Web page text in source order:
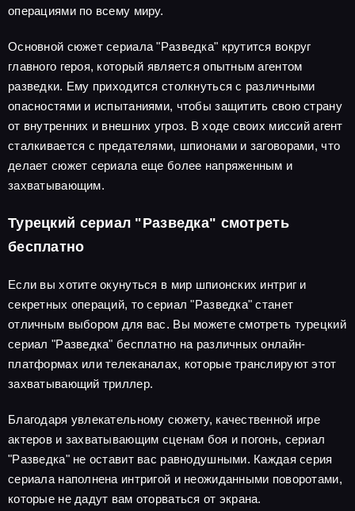
операциями по всему миру.
Основной сюжет сериала "Разведка" крутится вокруг
главного героя, который является опытным агентом
разведки. Ему приходится столкнуться с различными
опасностями и испытаниями, чтобы защитить свою страну
от внутренних и внешних угроз. В ходе своих миссий агент
сталкивается с предателями, шпионами и заговорами, что
делает сюжет сериала еще более напряженным и
захватывающим.
Турецкий сериал "Разведка" смотреть
бесплатно
Если вы хотите окунуться в мир шпионских интриг и
секретных операций, то сериал "Разведка" станет
отличным выбором для вас. Вы можете смотреть турецкий
сериал "Разведка" бесплатно на различных онлайн-
платформах или телеканалах, которые транслируют этот
захватывающий триллер.
Благодаря увлекательному сюжету, качественной игре
актеров и захватывающим сценам боя и погонь, сериал
"Разведка" не оставит вас равнодушными. Каждая серия
сериала наполнена интригой и неожиданными поворотами,
которые не дадут вам оторваться от экрана.